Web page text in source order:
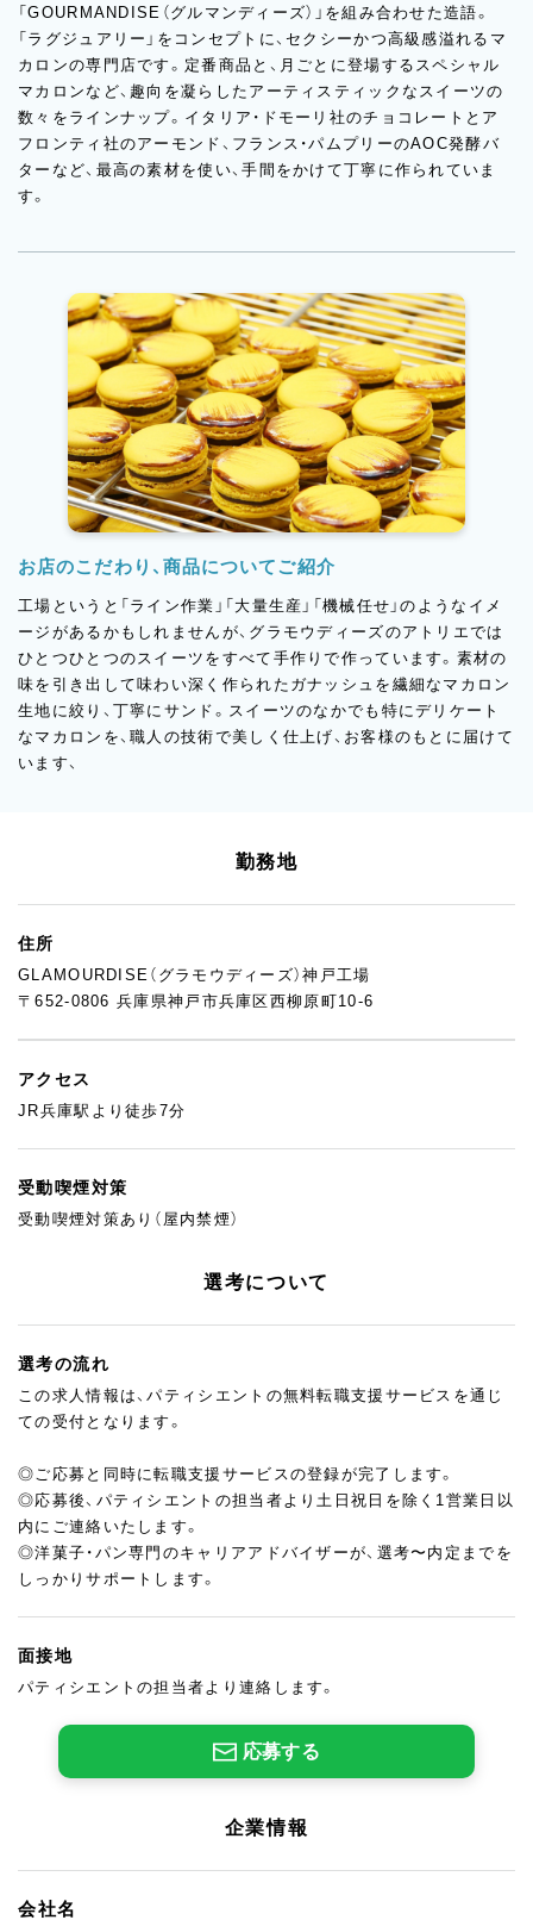
「GOURMANDISE（グルマンディーズ）」を組み合わせた造語。
「ラグジュアリー」をコンセプトに、セクシーかつ高級感溢れるマ
カロンの専門店です。定番商品と、月ごとに登場するスペシャル
マカロンなど、趣向を凝らしたアーティスティックなスイーツの
数々をラインナップ。イタリア・ドモーリ社のチョコレートとア
フロンティ社のアーモンド、フランス・パムプリーのAOC発酵バ
ターなど、最高の素材を使い、手間をかけて丁寧に作られていま
す。
お店のこだわり、商品についてご紹介
工場というと「ライン作業」「大量生産」「機械任せ」のようなイメ
ージがあるかもしれませんが、グラモウディーズのアトリエでは
ひとつひとつのスイーツをすべて手作りで作っています。素材の
味を引き出して味わい深く作られたガナッシュを繊細なマカロン
生地に絞り、丁寧にサンド。スイーツのなかでも特にデリケート
なマカロンを、職人の技術で美しく仕上げ、お客様のもとに届けて
います、
勤務地
住所
GLAMOURDISE（グラモウディーズ）神戸工場
〒652-0806 兵庫県神戸市兵庫区西柳原町10-6
アクセス
JR兵庫駅より徒歩7分
受動喫煙対策
受動喫煙対策あり（屋内禁煙）
選考について
選考の流れ
この求人情報は、パティシエントの無料転職支援サービスを通じ
ての受付となります。
◎ご応募と同時に転職支援サービスの登録が完了します。
◎応募後、パティシエントの担当者より土日祝日を除く1営業日以
内にご連絡いたします。
◎洋菓子・パン専門のキャリアアドバイザーが、選考〜内定までを
しっかりサポートします。
面接地
パティシエントの担当者より連絡します。
応募する
企業情報
会社名